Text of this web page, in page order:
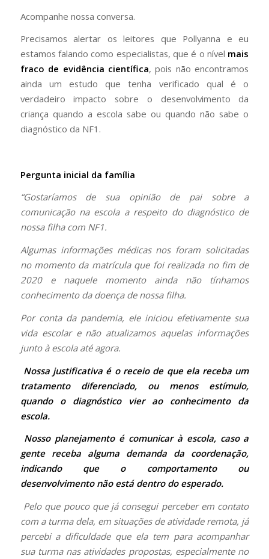
Acompanhe nossa conversa.
Precisamos alertar os leitores que Pollyanna e eu
estamos falando como especialistas, que é o nível mais
fraco de evidência científica, pois não encontramos
ainda um estudo que tenha verificado qual é o
verdadeiro impacto sobre o desenvolvimento da
criança quando a escola sabe ou quando não sabe o
diagnóstico da NF1.
Pergunta inicial da família
“Gostaríamos de sua opinião de pai sobre a
comunicação na escola a respeito do diagnóstico de
nossa filha com NF1.
Algumas informações médicas nos foram solicitadas
no momento da matrícula que foi realizada no fim de
2020 e naquele momento ainda não tínhamos
conhecimento da doença de nossa filha.
Por conta da pandemia, ele iniciou efetivamente sua
vida escolar e não atualizamos aquelas informações
junto à escola até agora.
Nossa justificativa é o receio de que ela receba um
tratamento diferenciado, ou menos estímulo,
quando o diagnóstico vier ao conhecimento da
escola.
Nosso planejamento é comunicar à escola, caso a
gente receba alguma demanda da coordenação,
indicando que o comportamento ou
desenvolvimento não está dentro do esperado.
Pelo que pouco que já consegui perceber em contato
com a turma dela, em situações de atividade remota, já
percebi a dificuldade que ela tem para acompanhar
sua turma nas atividades propostas, especialmente no